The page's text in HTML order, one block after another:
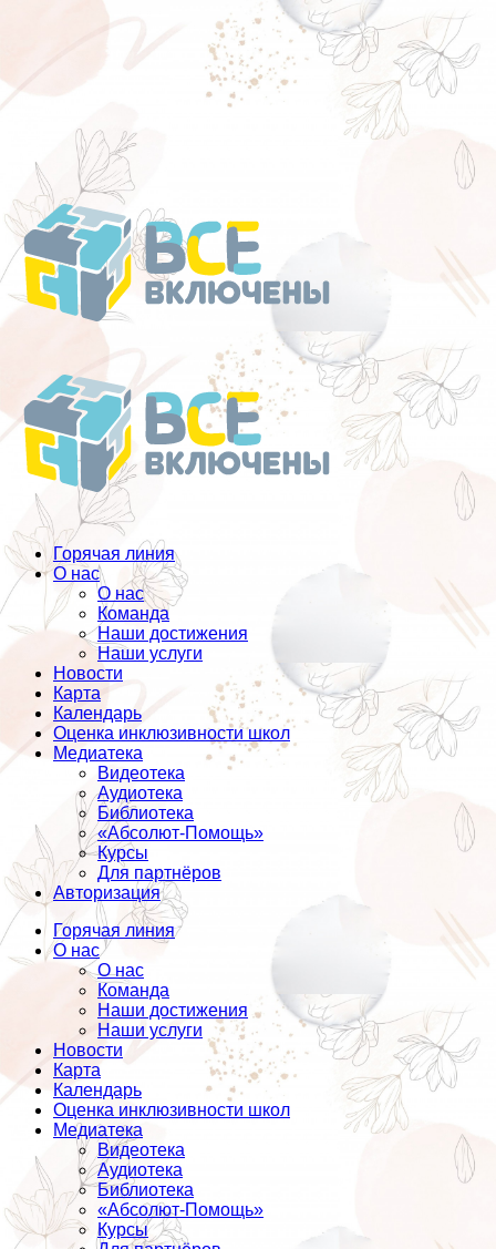
Перейти
к
содержанию
Горячая линия
О нас
О нас
Команда
Наши достижения
Наши услуги
Новости
Карта
Календарь
Оценка инклюзивности школ
Медиатека
Видеотека
Аудиотека
Библиотека
«Абсолют-Помощь»
Курсы
Для партнёров
Авторизация
Горячая линия
О нас
О нас
Команда
Наши достижения
Наши услуги
Новости
Карта
Календарь
Оценка инклюзивности школ
Медиатека
Видеотека
Аудиотека
Библиотека
«Абсолют-Помощь»
Курсы